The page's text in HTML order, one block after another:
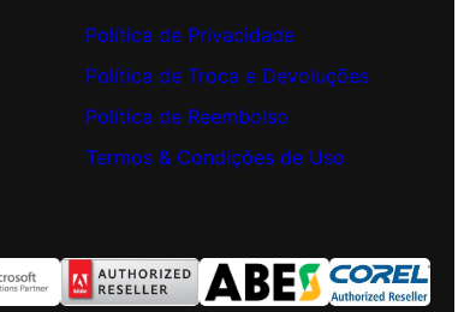
Política de Privacidade
Política de Troca e Devoluções
Política de Reembolso
Termos & Condições de Uso